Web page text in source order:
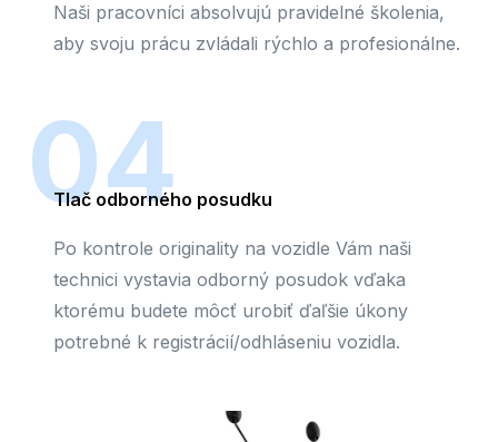
Naši pracovníci absolvujú pravidelné školenia,
aby svoju prácu zvládali rýchlo a profesionálne.
04
Tlač odborného posudku
Po kontrole originality na vozidle Vám naši
technici vystavia odborný posudok vďaka
ktorému budete môcť urobiť ďaľšie úkony
potrebné k registrácií/odhláseniu vozidla.